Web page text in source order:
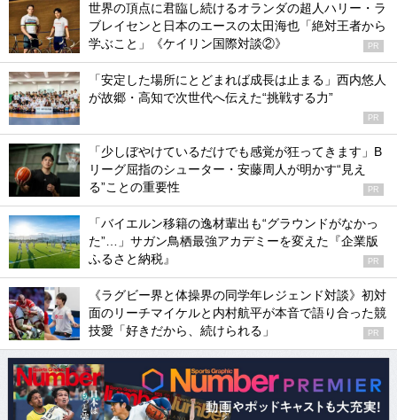
世界の頂点に君臨し続けるオランダの超人ハリー・ラ
ブレイセンと日本のエースの太田海也「絶対王者から
学ぶこと」《ケイリン国際対談②》
PR
「安定した場所にとどまれば成長は止まる」西内悠人
が故郷・高知で次世代へ伝えた“挑戦する力”
PR
「少しぼやけているだけでも感覚が狂ってきます」B
リーグ屈指のシューター・安藤周人が明かす“見え
る”ことの重要性
PR
「バイエルン移籍の逸材輩出も“グラウンドがなかっ
た”…」サガン鳥栖最強アカデミーを変えた『企業版
ふるさと納税』
PR
《ラグビー界と体操界の同学年レジェンド対談》初対
面のリーチマイケルと内村航平が本音で語り合った競
技愛「好きだから、続けられる」
PR